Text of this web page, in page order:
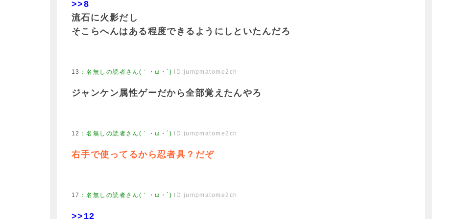
>>8
流石に火影だし
そこらへんはある程度できるようにしといたんだろ
13 ：名無しの読者さん(｀・ω・´) ID:jumpmatome2ch
ジャンケン属性ゲーだから全部覚えたんやろ
12 ：名無しの読者さん(｀・ω・´) ID:jumpmatome2ch
右手で使ってるから忍者具？だぞ
17 ：名無しの読者さん(｀・ω・´) ID:jumpmatome2ch
>>12